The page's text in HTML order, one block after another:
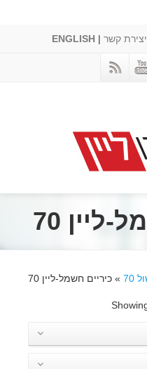
יצירת קשר |
ENGLISH
ליין 70
70
» כיריים חשמל-ליין 70